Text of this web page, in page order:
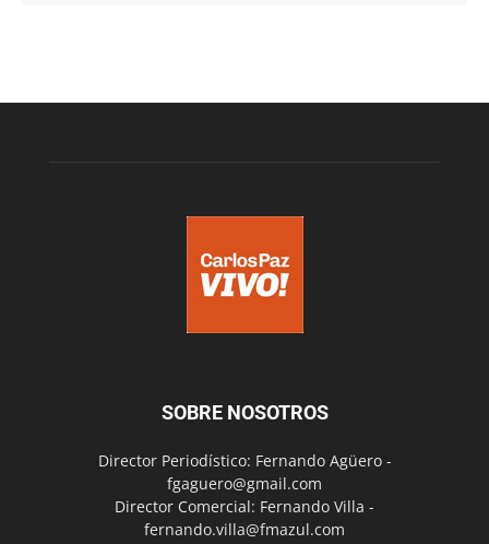
SOBRE NOSOTROS
Director Periodístico: Fernando Agüero -
fgaguero@gmail.com
Director Comercial: Fernando Villa -
fernando.villa@fmazul.com